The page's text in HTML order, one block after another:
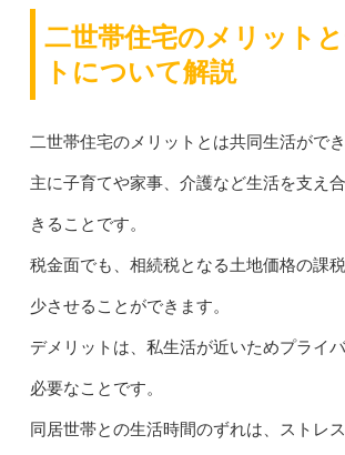
二世帯住宅のメリット
トについて解説
二世帯住宅のメリットとは共同生活がで
主に子育てや家事、介護など生活を支え
きることです。
税金面でも、相続税となる土地価格の課
少させることができます。
デメリットは、私生活が近いためプライ
必要なことです。
同居世帯との生活時間のずれは、ストレ